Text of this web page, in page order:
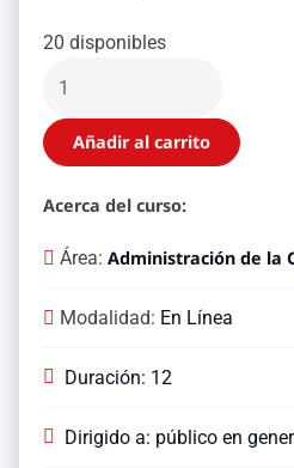
20 disponibles
Añadir al carrito
Acerca del curso:
Área: Administración de la
Modalidad: En Línea
Duración: 12
Dirigido a: público en